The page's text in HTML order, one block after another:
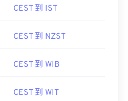
CEST 到 IST
CEST 到 NZST
CEST 到 WIB
CEST 到 WIT